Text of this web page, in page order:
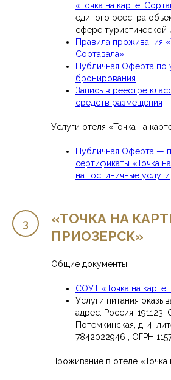
«Точка на карте.
единого реестра
сфере туристической
Правила проживания
Сортавала»
Публичная Оферта по
бронирования
Запись в реестре
средств размещения
Услуги отеля «Точка на
Публичная Оферта —
сертификаты «Точка
на гостиничные услуги
«ТОЧКА НА
ПРИОЗЕРСК»
Общие документы
СОУТ «Точка на
Услуги питания
адрес: Россия, 191123,
Потемкинская, д. 4,
7842022946 , ОГРН
Проживание в отеле «Точка